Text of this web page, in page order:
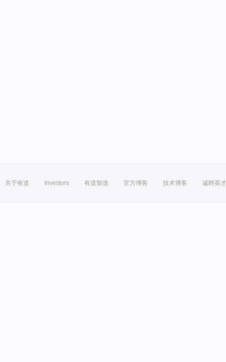
关于有道 Investors 有道智选 官方博客 技术博客 诚聘英才